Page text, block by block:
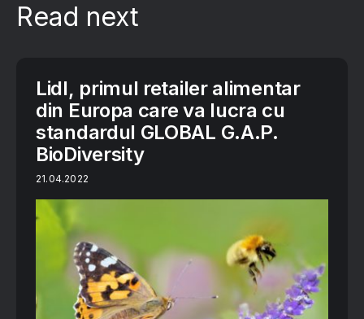
Read next
Lidl, primul retailer alimentar
din Europa care va lucra cu
standardul GLOBAL G.A.P.
BioDiversity
21.04.2022